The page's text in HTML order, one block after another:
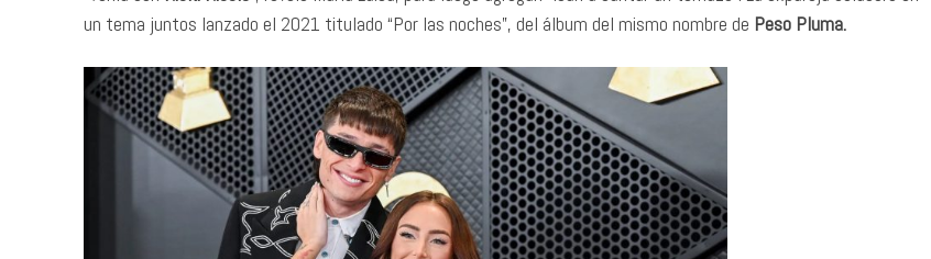
un tema juntos lanzado el 2021 titulado “Por las noches”, del álbum del mismo nombre de Peso Pluma.